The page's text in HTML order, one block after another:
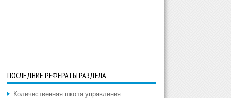
ПОСЛЕДНИЕ РЕФЕРАТЫ РАЗДЕЛА
Количественная школа управления